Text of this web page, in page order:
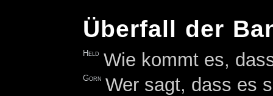
Überfall der
Held Wie kommt es,
Gorn Wer sagt, dass es